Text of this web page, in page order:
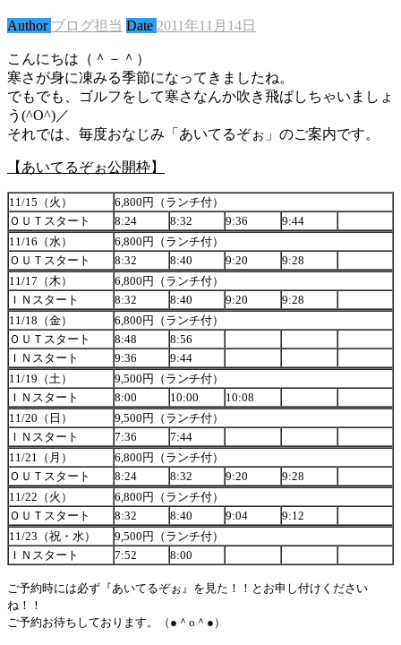
Author ブログ担当 Date 2011年11月14日
こんにちは（＾－＾）
寒さが身に凍みる季節になってきましたね。
でもでも、ゴルフをして寒さなんか吹き飛ばしちゃいましょ
う(^O^)／
それでは、毎度おなじみ「あいてるぞぉ」のご案内です。
【あいてるぞぉ公開枠】
11/15 （火） 6,800円（ランチ付）
ＯＵＴスタート
8:24 8:32 9:36
9:44
11/16 （水） 6,800円（ランチ付）
ＯＵＴスタート
8:32 8:40 9:20
9:28
11/17 （木） 6,800円（ランチ付）
ＩＮスタート
8:32 8:40 9:20
9:28
11/18 （金） 6,800円（ランチ付）
ＯＵＴスタート
8:48
8:56
ＩＮスタート
9:36
9:44
11/19 （土） 9,500円（ランチ付）
ＩＮスタート
8:00 10:00
10:08
11/20 （日） 9,500円（ランチ付）
ＩＮスタート
7:36
7:44
11/21
（月） 6,800円（ランチ付）
ＯＵＴスタート
8:24 8:32 9:20
9:28
11/22 （火） 6,800円（ランチ付）
ＯＵＴスタート
8:32 8:40 9:04
9:12
11/23 （祝・水） 9,500円（ランチ付）
ＩＮスタート
7:52 8:00
ご予約時には必ず『あいてるぞぉ』を見た！！とお申し付けください
ね！！
ご予約お待ちしております。（●＾ o ＾●）